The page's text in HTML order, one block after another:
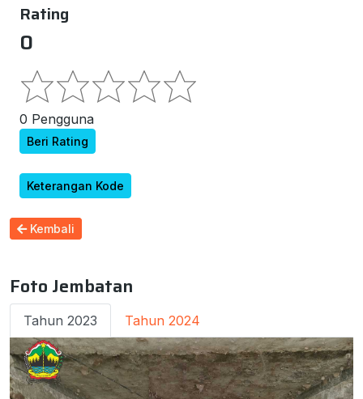
Rating
0
0 Pengguna
Beri Rating
Keterangan Kode
Kembali
Foto Jembatan
Tahun 2023 Tahun 2024